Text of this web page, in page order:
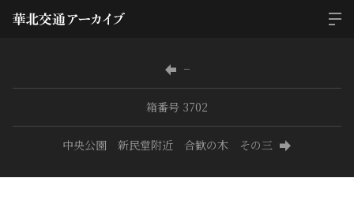
−
箱番号 3702
中央公園 新民堂附近 合歓の木 その三